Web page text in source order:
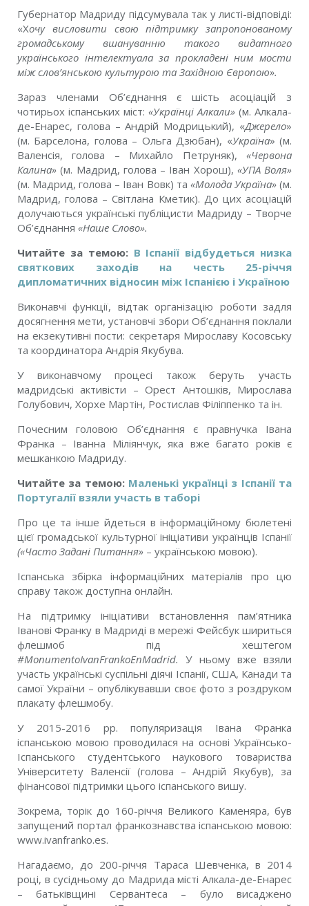
Губернатор Мадриду підсумувала так у листі-відповіді:
«Хочу висловити свою підтримку запропонованому
громадському вшануванню такого видатного
українського інтелектуала за прокладені ним мости
між слов’янською культурою та Західною Європою».
Зараз членами Об’єднання є шість асоціацій з
чотирьох іспанських міст: «Українці Алкали» (м. Алкала-
де-Енарес, голова – Андрій Модрицький), «Джерело»
(м. Барселона, голова – Ольга Дзюбан), «Україна» (м.
Валенсія, голова – Михайло Петруняк), «Червона
Калина» (м. Мадрид, голова – Іван Хорош), «УПА Воля»
(м. Мадрид, голова – Іван Вовк) та «Молода Україна»(м.
Мадрид, голова – Світлана Кметик). До цих асоціацій
долучаються українські публіцисти Мадриду – Творче
Об’єднання «Наше Слово».
Читайте за темою: В Іспанії відбудеться низка
святкових заходів на честь 25-річчя
дипломатичних відносин між Іспанією і Україною
Виконавчі функції, відтак організацію роботи задля
досягнення мети, установчі збори Об’єднання поклали
на екзекутивні пости: секретаря Мирославу Косовську
та координатора Андрія Якубува.
У виконавчому процесі також беруть участь
мадридські активісти – Орест Антошків, Мирослава
Голубович, Хорхе Мартін, Ростислав Філіппенко та ін.
Почесним головою Об’єднання є правнучка Івана
Франка – Іванна Міліянчук, яка вже багато років є
мешканкою Мадриду.
Читайте за темою: Маленькі українці з Іспанії та
Португалії взяли участь в таборі
Про це та інше йдеться в інформаційному бюлетені
цієї громадської культурної ініціативи українців Іспанії
(«Часто Задані Питання» – українською мовою).
Іспанська збірка інформаційних матеріалів про цю
справу також доступна онлайн.
На підтримку ініціативи встановлення пам’ятника
Іванові Франку в Мадриді в мережі Фейсбук шириться
флешмоб під хештегом
#MonumentoIvanFrankoEnMadrid. У ньому вже взяли
участь українські суспільні діячі Іспанії, США, Канади та
самої України – опублікувавши своє фото з роздруком
плакату флешмобу.
У 2015-2016 рр. популяризація Івана Франка
іспанською мовою проводилася на основі Українсько-
Іспанського студентського наукового товариства
Університету Валенсії (голова – Андрій Якубув), за
фінансової підтримки цього іспанського вишу.
Зокрема, торік до 160-річчя Великого Каменяра, був
запущений портал франкознавства іспанською мовою:
www.ivanfranko.es.
Нагадаємо, до 200-річчя Тараса Шевченка, в 2014
році, в сусідньому до Мадрида місті Алкала-де-Енарес
– батьківщині Сервантеса – було висаджено